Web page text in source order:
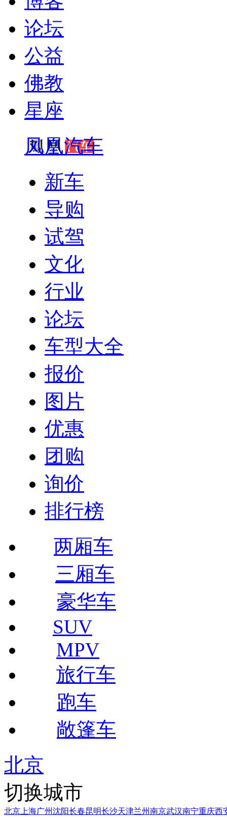
论坛
公益
佛教
星座
凤凰汽车
新车
导购
试驾
文化
行业
论坛
车型大全
报价
图片
优惠
团购
询价
排行榜
两厢车
三厢车
豪华车
SUV
MPV
旅行车
跑车
敞篷车
北京
切换城市
北京 上海广州沈阳长春昆明长沙天津兰州南京武汉南宁重庆西